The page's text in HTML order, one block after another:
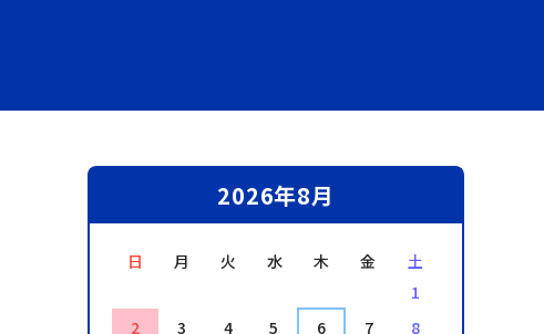
2026年8月
日 月 火 水 木 金
土
1
2
3 4 5 6 7
8